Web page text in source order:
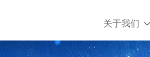
关于我们